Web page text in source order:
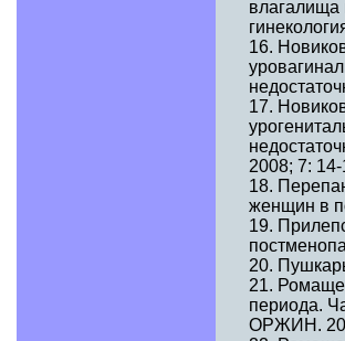
влагалища
16.
17.
2008; 7:
18.
женщин в
19.
20.
21.
периода.
ОРЖИН.